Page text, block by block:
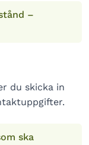
–
du skicka in
ska